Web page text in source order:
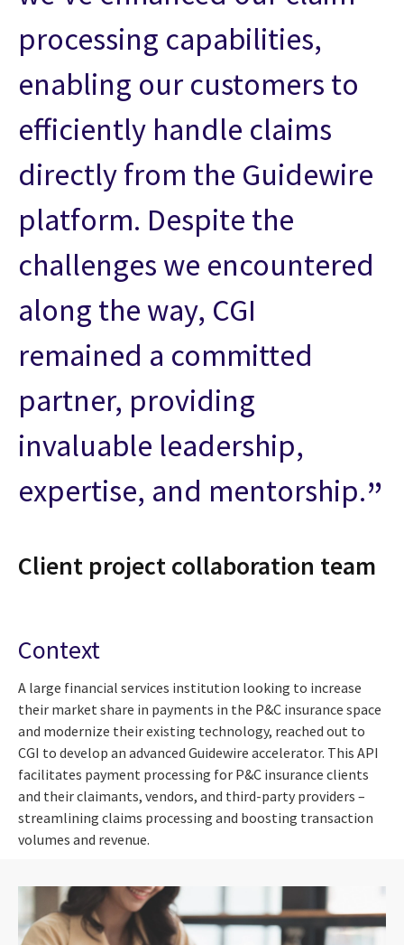
processing capabilities,
enabling our customers to
efficiently handle claims
directly from the Guidewire
platform. Despite the
challenges we encountered
along the way, CGI
remained a committed
partner, providing
invaluable leadership,
expertise, and mentorship.
Client project collaboration team
Context
A large financial services institution looking to increase
their market share in payments in the P&C insurance space
and modernize their existing technology, reached out to
CGI to develop an advanced Guidewire accelerator. This API
facilitates payment processing for P&C insurance clients
and their claimants, vendors, and third-party providers –
streamlining claims processing and boosting transaction
volumes and revenue.